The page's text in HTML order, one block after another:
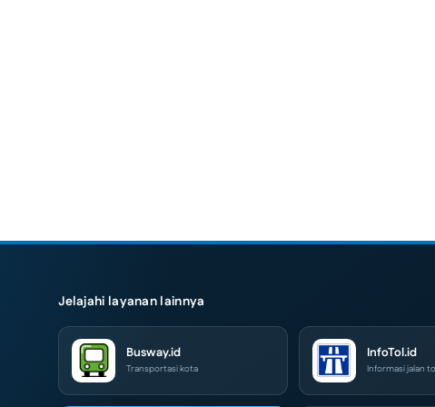
Jelajahi layanan lainnya
Busway.id
Transportasi kota
InfoTol.id
Informasi jalan